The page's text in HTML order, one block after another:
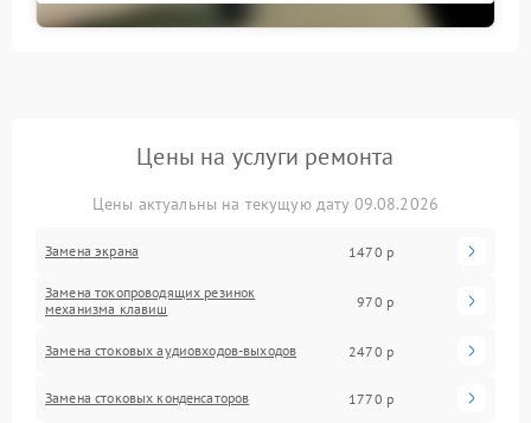
Цены на услуги ремонта
Цены актуальны на текущую дату 09.08.2026
Замена экрана 1470 р
Замена токопроводящих резинок
механизма клавиш
970 р
Замена стоковых аудиовходов-выходов 2470 р
Замена стоковых конденсаторов 1770 р